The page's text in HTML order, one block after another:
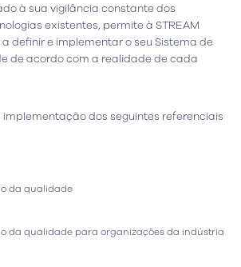
à sua vigilância constante dos
existentes, permite à STREAM
definir e implementar o seu Sistema de
de acordo com a realidade de cada
implementação dos seguintes referenciais
da qualidade
da qualidade para organizações da indústria